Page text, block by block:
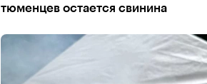
тюменцев остается свинина